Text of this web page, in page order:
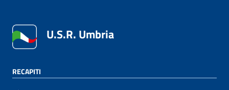
U.S.R. Umbria
RECAPITI